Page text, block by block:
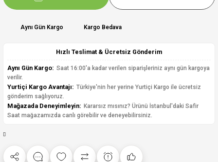
Aynı Gün Kargo Kargo Bedava
Hızlı Teslimat & Ücretsiz Gönderim
Aynı Gün Kargo: Saat 16:00'a kadar verilen siparişleriniz aynı gün kargoya
verilir.
Yurtiçi Kargo Avantajı: Türkiye'nin her yerine Yurtiçi Kargo ile ücretsiz
gönderim sağlıyoruz.
Mağazada Deneyimleyin: Kararsız mısınız? Ürünü İstanbul'daki Safir
Saat mağazamızda canlı görebilir ve deneyebilirsiniz.